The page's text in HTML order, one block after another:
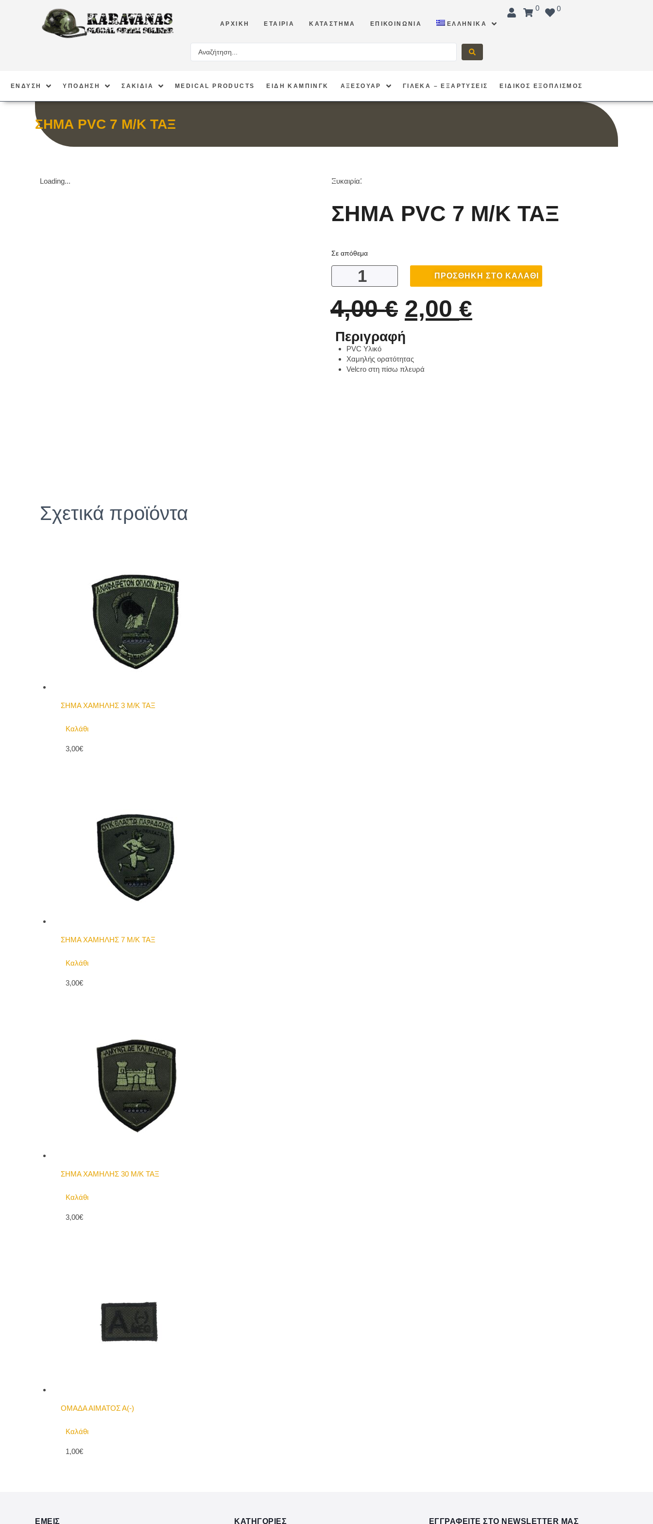
ΑΡΧΙΚΉ ΕΤΑΙΡΊΑ ΚΑΤΆΣΤΗΜΑ ΕΠΙΚΟΙΝΩΝΊΑ ΕΛΛΗΝΙΚΆ
0 0
ΕΝΔΥΣΗ ΥΠΟΔΗΣΗ ΣΑΚΙΔΙΑ MEDICAL PRODUCTS ΕΙΔΗ ΚΑΜΠΙΝΓΚ ΑΞΕΣΟΥΑΡ ΓΙΛΕΚΑ – ΕΞΑΡΤΥΣΕΙΣ ΕΙΔΙΚΟΣ ΕΞΟΠΛΙΣΜΟΣ
ΣΗΜΑ PVC 7 Μ/Κ ΤΑΞ
Loading... Ευκαιρία!
ΣΗΜΑ PVC 7 Μ/Κ ΤΑΞ
Σε απόθεμα
ΠΡΟΣΘΉΚΗ ΣΤΟ ΚΑΛΆΘΙ
4,00€ 2,00 €
Περιγραφή
PVC Υλικό
Χαμηλής ορατότητας
Velcro στη πίσω πλευρά
Σχετικά προϊόντα
ΣΗΜΑ ΧΑΜΗΛΗΣ 3 Μ/Κ ΤΑΞ
Καλάθι
3,00€
ΣΗΜΑ ΧΑΜΗΛΗΣ 7 Μ/Κ ΤΑΞ
Καλάθι
3,00€
ΣΗΜΑ ΧΑΜΗΛΗΣ 30 Μ/Κ ΤΑΞ
Καλάθι
3,00€
ΟΜΑΔΑ ΑΙΜΑΤΟΣ Α(-)
Καλάθι
1,00€
ΕΜΕΙΣ ΚΑΤΗΓΟΡΙΕΣ ΕΓΓΡΑΦΕΙΤΕ ΣΤΟ NEWSLETTER ΜΑΣ